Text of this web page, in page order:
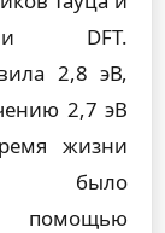
DFT.
2,8 эВ,
2,7 эВ
жизни
было